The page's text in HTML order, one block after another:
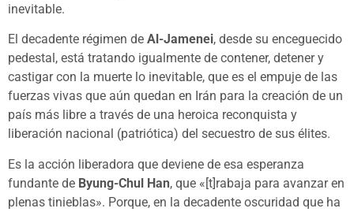
inevitable.
El decadente régimen de Al-Jamenei, desde su enceguecido
pedestal, está tratando igualmente de contener, detener y
castigar con la muerte lo inevitable, que es el empuje de las
fuerzas vivas que aún quedan en Irán para la creación de un
país más libre a través de una heroica reconquista y
liberación nacional (patriótica) del secuestro de sus élites.
Es la acción liberadora que deviene de esa esperanza
fundante de Byung-Chul Han, que «[t]rabaja para avanzar en
plenas tinieblas». Porque, en la decadente oscuridad que ha